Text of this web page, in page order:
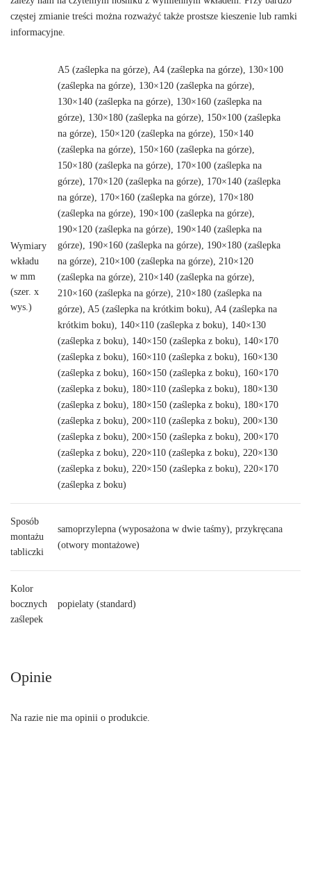
częstej zmianie treści można rozważyć także prostsze kieszenie lub ramki
informacyjne.
Wymiary
wkładu
w mm
(szer. x
wys.)
A5 (zaślepka na górze), A4 (zaślepka na górze), 130×100
(zaślepka na górze), 130×120 (zaślepka na górze),
130×140 (zaślepka na górze), 130×160 (zaślepka na
górze), 130×180 (zaślepka na górze), 150×100 (zaślepka
na górze), 150×120 (zaślepka na górze), 150×140
(zaślepka na górze), 150×160 (zaślepka na górze),
150×180 (zaślepka na górze), 170×100 (zaślepka na
górze), 170×120 (zaślepka na górze), 170×140 (zaślepka
na górze), 170×160 (zaślepka na górze), 170×180
(zaślepka na górze), 190×100 (zaślepka na górze),
190×120 (zaślepka na górze), 190×140 (zaślepka na
górze), 190×160 (zaślepka na górze), 190×180 (zaślepka
na górze), 210×100 (zaślepka na górze), 210×120
(zaślepka na górze), 210×140 (zaślepka na górze),
210×160 (zaślepka na górze), 210×180 (zaślepka na
górze), A5 (zaślepka na krótkim boku), A4 (zaślepka na
krótkim boku), 140×110 (zaślepka z boku), 140×130
(zaślepka z boku), 140×150 (zaślepka z boku), 140×170
(zaślepka z boku), 160×110 (zaślepka z boku), 160×130
(zaślepka z boku), 160×150 (zaślepka z boku), 160×170
(zaślepka z boku), 180×110 (zaślepka z boku), 180×130
(zaślepka z boku), 180×150 (zaślepka z boku), 180×170
(zaślepka z boku), 200×110 (zaślepka z boku), 200×130
(zaślepka z boku), 200×150 (zaślepka z boku), 200×170
(zaślepka z boku), 220×110 (zaślepka z boku), 220×130
(zaślepka z boku), 220×150 (zaślepka z boku), 220×170
(zaślepka z boku)
Sposób
montażu
tabliczki
samoprzylepna (wyposażona w dwie taśmy), przykręcana
(otwory montażowe)
Kolor
bocznych
zaślepek
popielaty (standard)
Opinie
Na razie nie ma opinii o produkcie.